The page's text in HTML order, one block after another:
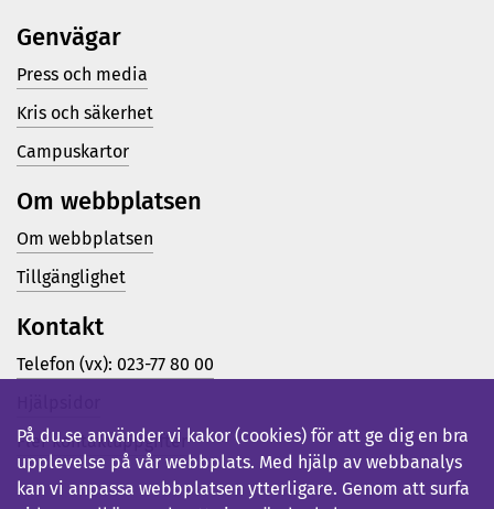
Genvägar
Press och media
Kris och säkerhet
Campuskartor
Om webbplatsen
Om webbplatsen
Tillgänglighet
Kontakt
Telefon (vx): 023-77 80 00
Fler kontaktuppgifter
På du.se använder vi kakor (cookies) för att ge dig en bra
upplevelse på vår webbplats. Med hjälp av webbanalys
kan vi anpassa webbplatsen ytterligare. Genom att surfa